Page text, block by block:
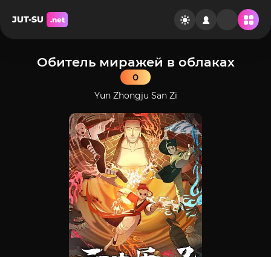
JUT-SU .net
Обитель миражей в облаках
0
Yun Zhongju San Zi